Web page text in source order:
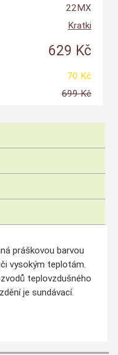
22MX
Kratki
629 Kč
70 Kč
699 Kč
práškovou barvou
vysokým teplotám.
teplovzdušného
je sundávací.